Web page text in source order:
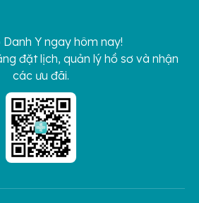
Danh Y ngay hôm nay!
đặt lịch, quản lý hồ sơ và nhận
các ưu đãi.